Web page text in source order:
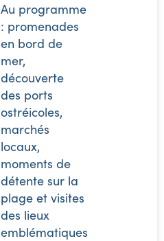
Au programme
: promenades
en bord de
mer,
découverte
des ports
ostréicoles,
marchés
locaux,
moments de
détente sur la
plage et visites
des lieux
emblématiques